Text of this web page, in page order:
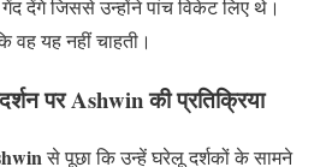
देंगे जिससे उन्होंने पांच विकेट लिए थे।
वह यह नहीं चाहती।
परAshwinकी प्रतिक्रिया
से पूछा कि उन्हें घरेलू दर्शकों के सामने